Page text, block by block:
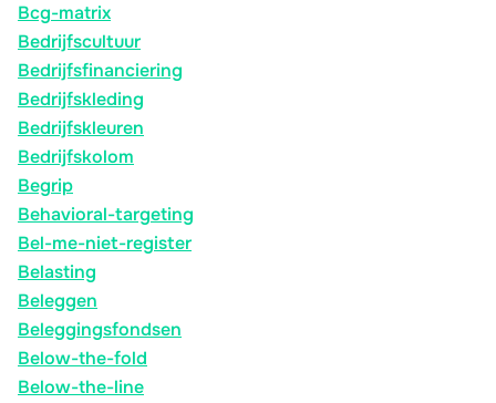
Bcg-matrix
Bedrijfscultuur
Bedrijfsfinanciering
Bedrijfskleding
Bedrijfskleuren
Bedrijfskolom
Begrip
Behavioral-targeting
Bel-me-niet-register
Belasting
Beleggen
Beleggingsfondsen
Below-the-fold
Below-the-line